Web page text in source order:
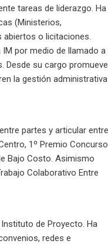
tareas de liderazgo. Ha
(Ministerios,
abiertos o licitaciones.
por medio de llamado a
Desde su cargo promueve
la gestión administrativa
partes y articular entre
1º Premio Concurso
Bajo Costo. Asimismo
Colaborativo Entre
de Proyecto. Ha
redes e